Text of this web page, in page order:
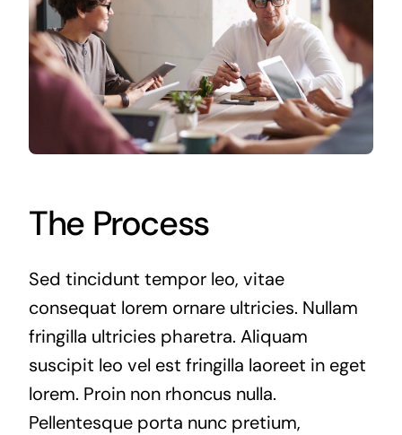
The Process
Sed tincidunt tempor leo, vitae
consequat lorem ornare ultricies. Nullam
fringilla ultricies pharetra. Aliquam
suscipit leo vel est fringilla laoreet in eget
lorem. Proin non rhoncus nulla.
Pellentesque porta nunc pretium,